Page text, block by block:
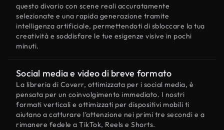
questo divario con scene reali accuratamente
selezionate e una rapida generazione tramite
intelligenza artificiale, permettendoti di sbloccare la tua
creatività e soddisfare le tue esigenze visive in pochi
minuti.
Social media e video di breve formato
La libreria di Coverr, ottimizzata per i social media, è
pensata per un coinvolgimento immediato. I nostri
formati verticali e ottimizzati per dispositivi mobili ti
aiutano a catturare l'attenzione nei primi tre secondi e a
rimanere fedele a TikTok, Reels e Shorts.